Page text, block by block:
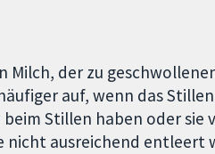
Milch, der zu
auf, wenn das
Stillen haben oder sie
nicht ausreichend entleert